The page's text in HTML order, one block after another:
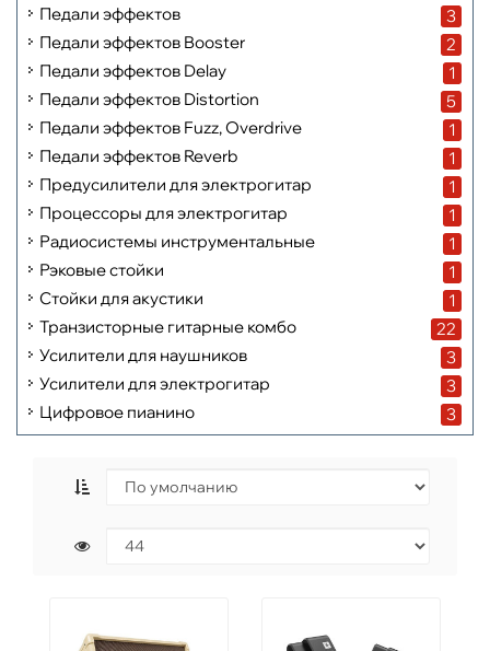
Педали эффектов
3
Педали эффектов Booster
2
Педали эффектов Delay
1
Педали эффектов Distortion
5
Педали эффектов Fuzz, Overdrive
1
Педали эффектов Reverb
1
Предусилители для электрогитар
1
Процессоры для электрогитар
1
Радиосистемы инструментальные
1
Рэковые стойки
1
Стойки для акустики
1
Транзисторные гитарные комбо
22
Усилители для наушников
3
Усилители для электрогитар
3
Цифровое пианино
3